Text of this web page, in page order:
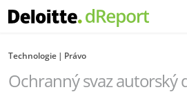
Technologie Právo
Ochranný svaz autorský